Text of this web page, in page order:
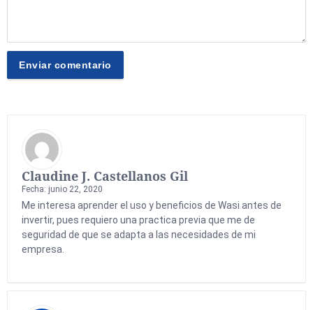
Claudine J. Castellanos Gil
Fecha: junio 22, 2020
Me interesa aprender el uso y beneficios de Wasi antes de
invertir, pues requiero una practica previa que me de
seguridad de que se adapta a las necesidades de mi
empresa.